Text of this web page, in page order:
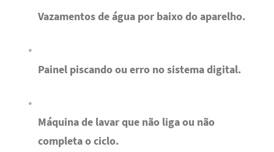
Vazamentos de água por baixo do aparelho.
Painel piscando ou erro no sistema digital.
Máquina de lavar que não liga ou não
completa o ciclo.